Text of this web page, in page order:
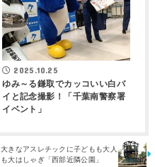
2025.10.25
ゆみ～る鎌取でカッコいい白バ
イと記念撮影！「千葉南警察署
イベント」
大きなアスレチックに子どもも大人
も大はしゃぎ「西部近隣公園」